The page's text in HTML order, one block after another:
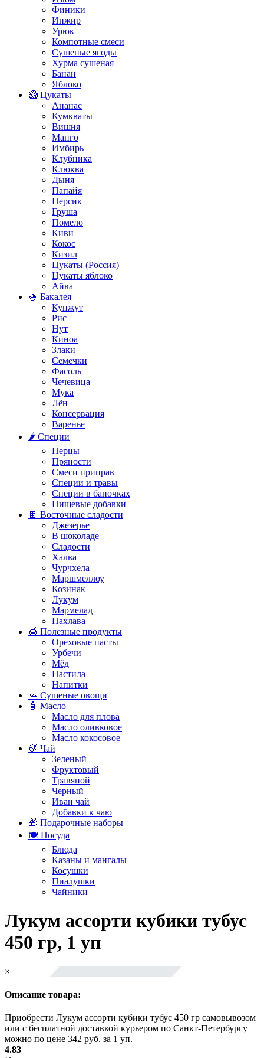
Финики
Инжир
Урюк
Компотные смеси
Сушеные ягоды
Хурма сушеная
Банан
Яблоко
🥝 Цукаты
Ананас
Кумкваты
Вишня
Манго
Имбирь
Клубника
Клюква
Дыня
Папайя
Персик
Груша
Помело
Киви
Кокос
Кизил
Цукаты (Россия)
Цукаты яблоко
Айва
🍚 Бакалея
Кунжут
Рис
Нут
Киноа
Злаки
Семечки
Фасоль
Чечевица
Мука
Лён
Консервация
Варенье
🌶️ Специи
Перцы
Пряности
Смеси приправ
Специи и травы
Специи в баночках
Пищевые добавки
🍫 Восточные сладости
Джезерье
В шоколаде
Сладости
Халва
Чурчхела
Маршмеллоу
Козинак
Лукум
Мармелад
Пахлава
🍯 Полезные продукты
Ореховые пасты
Урбечи
Мёд
Пастила
Напитки
🥕 Сушеные овощи
🧴 Масло
Масло для плова
Масло оливковое
Масло кокосовое
🍃 Чай
Зеленый
Фруктовый
Травяной
Черный
Иван чай
Добавки к чаю
🎁 Подарочные наборы
🍽️ Посуда
Блюда
Казаны и мангалы
Косушки
Пиалушки
Чайники
Лукум ассорти кубики тубус
450 гр, 1 уп
×
Описание товара:
Приобрести Лукум ассорти кубики тубус 450 гр самовывозом
или с бесплатной доставкой курьером по Санкт-Петербургу
можно по цене 342 руб. за 1 уп.
4.83